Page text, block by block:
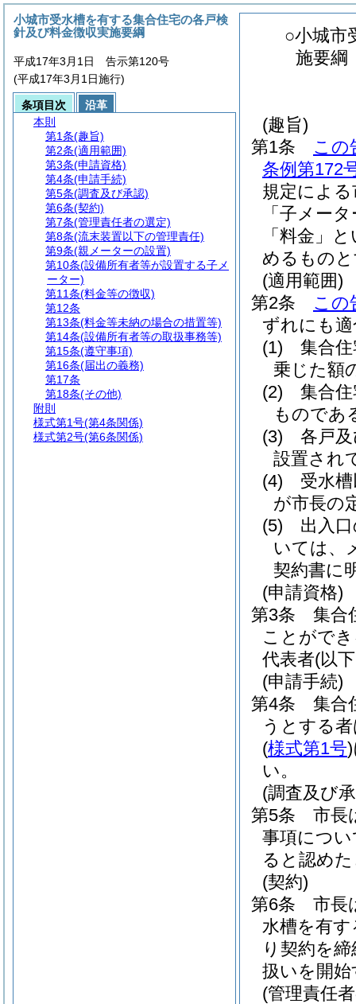
○小城市
施要綱
(趣旨)
第1条
この
条例第172
規定によ
「子メー
「料金」
めるもの
(適用範囲)
第2条
この
ずれにも
(1)
集合
乗じた額
(2)
集合
ものであ
(3)
各戸
設置され
(4)
受水
が市長の
(5)
出入
いては、
契約書に
(申請資格)
第3条
集合
ことがで
代表者(以
(申請手続)
第4条
集合
うとする
(様式第1号)
い。
(調査及び
第5条
市長
事項につ
ると認め
(契約)
第6条
市長
水槽を有
り契約を
扱いを開
(管理責任
小城市受水槽を有する集合住宅の各戸検
針及び料金徴収実施要綱
平成17年3月1日 告示第120号
(平成17年3月1日施行)
条項目次
沿革
本則
第1条(趣旨)
第2条(適用範囲)
第3条(申請資格)
第4条(申請手続)
第5条(調査及び承認)
第6条(契約)
第7条(管理責任者の選定)
第8条(流末装置以下の管理責任)
第9条(親メーターの設置)
第10条(設備所有者等が設置する子メ
ーター)
第11条(料金等の徴収)
第12条
第13条(料金等未納の場合の措置等)
第14条(設備所有者等の取扱事務等)
第15条(遵守事項)
第16条(届出の義務)
第17条
第18条(その他)
附則
様式第1号(第4条関係)
様式第2号(第6条関係)